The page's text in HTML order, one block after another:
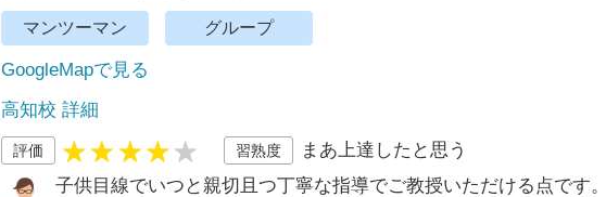
マンツーマン グループ
GoogleMapで見る
高知校 詳細
評価 習熟度
まあ上達したと思う
子供目線でいつと親切且つ丁寧な指導でご教授いただける点です